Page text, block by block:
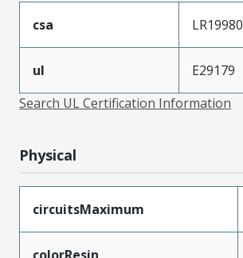
csa LR19980
ul
E29179
Search UL Certification Information
Physical
circuitsMaximum
colorResin